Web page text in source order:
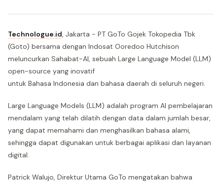
Technologue.id, Jakarta - PT GoTo Gojek Tokopedia Tbk
(Goto) bersama dengan Indosat Ooredoo Hutchison
meluncurkan Sahabat-AI, sebuah Large Language Model (LLM)
open-source yang inovatif
untuk Bahasa Indonesia dan bahasa daerah di seluruh negeri.
Large Language Models (LLM) adalah program AI pembelajaran
mendalam yang telah dilatih dengan data dalam jumlah besar,
yang dapat memahami dan menghasilkan bahasa alami,
sehingga dapat digunakan untuk berbagai aplikasi dan layanan
digital.
Patrick Walujo, Direktur Utama GoTo mengatakan bahwa